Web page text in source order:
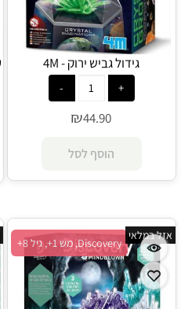
גידול גביש ירוק - 4M
₪44.90
הוסף לסל
Discovery, מש 1+, גיל 8+
אזל במלאי